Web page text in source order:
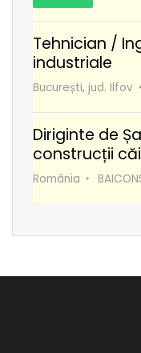
Tehnician /
industriale
București, jud. Ilfov
Diriginte de
construcții
România